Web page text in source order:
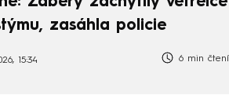
zasáhla policie
15:34 6 min čtení